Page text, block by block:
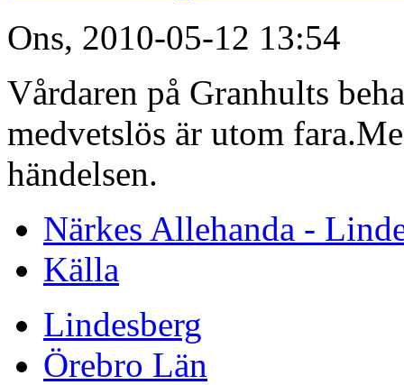
Ons, 2010-05-12 13:54
Vårdaren på Granhults
medvetslös är utom
händelsen.
Närkes Allehanda -
Källa
Lindesberg
Örebro Län